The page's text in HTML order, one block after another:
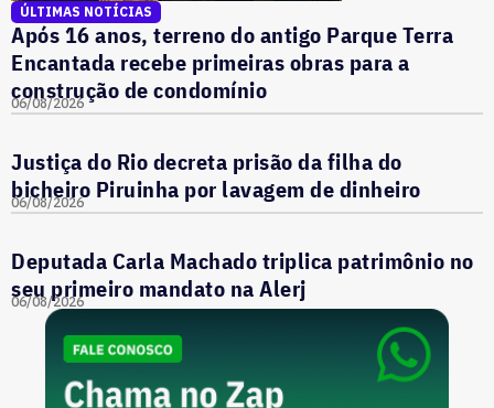
ÚLTIMAS NOTÍCIAS
Após 16 anos, terreno do antigo Parque Terra
Encantada recebe primeiras obras para a
construção de condomínio
06/08/2026
Justiça do Rio decreta prisão da filha do
bicheiro Piruinha por lavagem de dinheiro
06/08/2026
Deputada Carla Machado triplica patrimônio no
seu primeiro mandato na Alerj
06/08/2026